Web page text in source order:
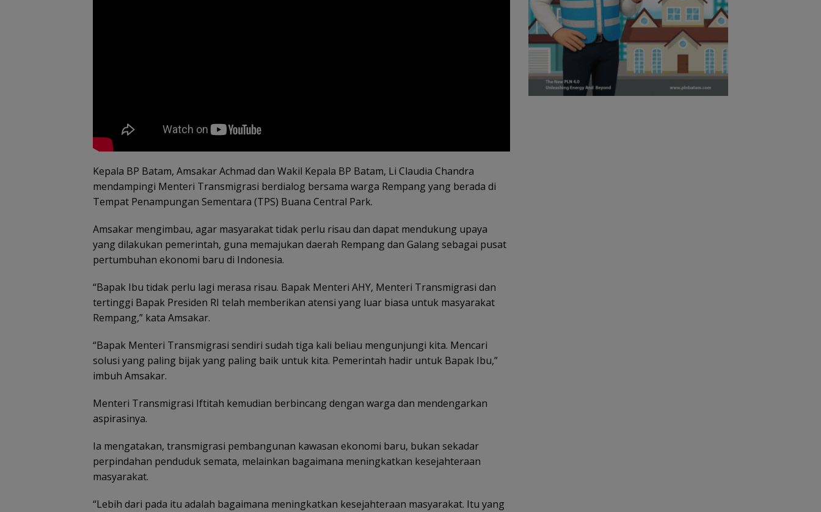
Kepala BP Batam, Amsakar Achmad dan Wakil Kepala BP Batam, Li Claudia Chandra
mendampingi Menteri Transmigrasi berdialog bersama warga Rempang yang berada di
Tempat Penampungan Sementara (TPS) Buana Central Park.
Amsakar mengimbau, agar masyarakat tidak perlu risau dan dapat mendukung upaya
yang dilakukan pemerintah, guna memajukan daerah Rempang dan Galang sebagai pusat
pertumbuhan ekonomi baru di Indonesia.
“Bapak Ibu tidak perlu lagi merasa risau. Bapak Menteri AHY, Menteri Transmigrasi dan
tertinggi Bapak Presiden RI telah memberikan atensi yang luar biasa untuk masyarakat
Rempang,” kata Amsakar.
“Bapak Menteri Transmigrasi sendiri sudah tiga kali beliau mengunjungi kita. Mencari
solusi yang paling bijak yang paling baik untuk kita. Pemerintah hadir untuk Bapak Ibu,”
imbuh Amsakar.
Menteri Transmigrasi Iftitah kemudian berbincang dengan warga dan mendengarkan
aspirasinya.
Ia mengatakan, transmigrasi pembangunan kawasan ekonomi baru, bukan sekadar
perpindahan penduduk semata, melainkan bagaimana meningkatkan kesejahteraan
masyarakat.
“Lebih dari pada itu adalah bagaimana meningkatkan kesejahteraan masyarakat. Itu yang